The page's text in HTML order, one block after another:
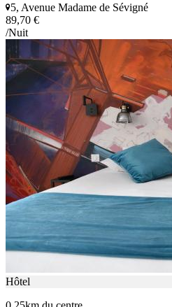
5, Avenue Madame de Sévigné
89,70 €
/Nuit
Hôtel